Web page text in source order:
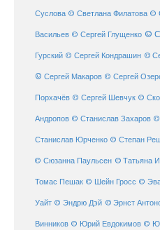
Суслова © Светлана Филатова ©
Васильев © Сергей Глущенко ©
Гурский © Сергей Кондрашин ©
© Сергей Макаров © Сергей
Порхачёв © Сергей Шевчук ©
Андропов © Станислав Захаров ©
Станислав Юрченко © Степан
© Сюзанна Паульсен © Татьяна
Томас Пешак © Шейн Гросс ©
Уайт © Эндрю Дэй © Эрнст
Винников © Юрий Евдокимов ©